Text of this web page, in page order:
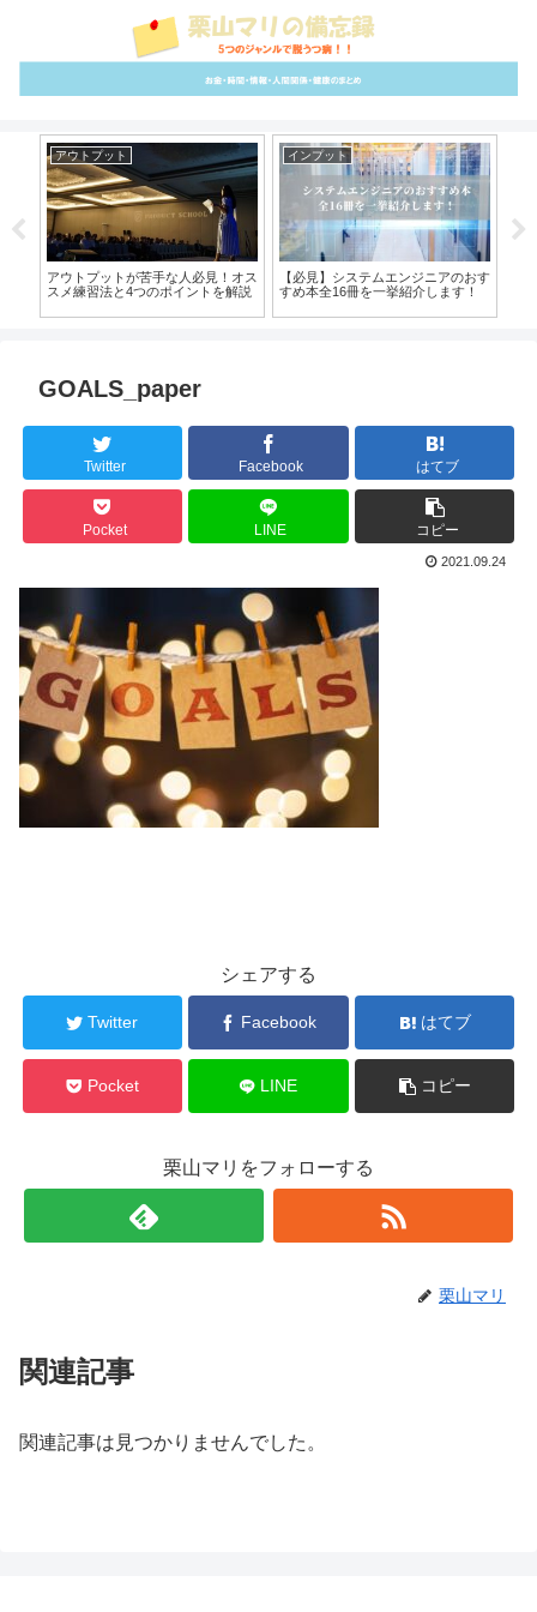
アウトプット
アウトプットが苦手な人必見！オス
スメ練習法と4つのポイントを解説
インプット
【必見】システムエンジニアのおす
すめ本全16冊を一挙紹介します！
GOALS_paper
Twitter Facebook はてブ
Pocket LINE コピー
2021.09.24
シェアする
Twitter Facebook はてブ
Pocket LINE コピー
栗山マリをフォローする
栗山マリ
関連記事
関連記事は見つかりませんでした。